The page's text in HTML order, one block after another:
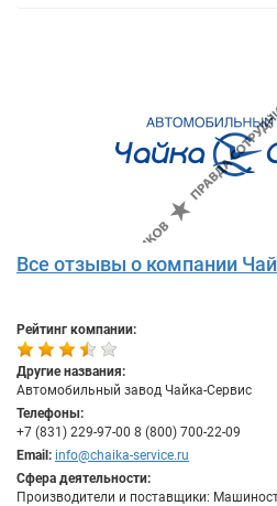
Все отзывы о компании
Рейтинг компании:
Другие названия:
Автомобильный завод Чайка-Сервис
Телефоны:
+7 (831) 229-97-00 8 (800) 700-22-09
Email: info@chaika-service.ru
Сфера деятельности:
Производители и поставщики: